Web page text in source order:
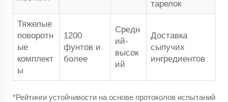
тарелок
Тяжелые
поворотн
ые
комплект
ы
1200
фунтов и
более
Средн
ий-
высок
ий
Доставка
сыпучих
ингредиентов
*Рейтинги устойчивости на основе протоколов испытаний